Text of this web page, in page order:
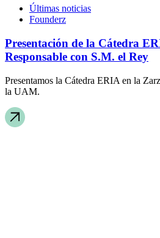
Últimas noticias
Founderz
Presentación de la Cátedra
Responsable con S.M. el Rey
Presentamos la Cátedra ERIA en la
la UAM.